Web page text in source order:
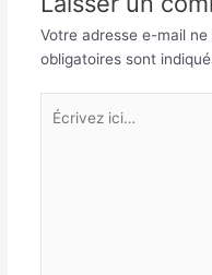
Votre adresse e-mail
obligatoires sont
Écrivez
ici…